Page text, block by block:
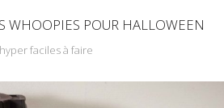
WHOOPIES POUR HALLOWEEN
faciles à faire